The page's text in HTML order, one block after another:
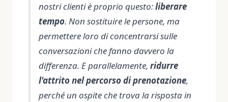
nostri clienti è proprio questo:liberare
tempo. Non sostituire le persone, ma
permettere loro di concentrarsi sulle
conversazioni che fanno davvero la
differenza. E parallelamente, ridurre
l'attrito nel percorso di prenotazione,
perché un ospite che trova la risposta in